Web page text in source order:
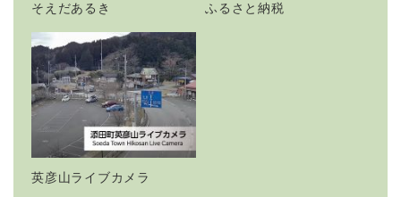
そえだあるき ふるさと納税
英彦山ライブカメラ